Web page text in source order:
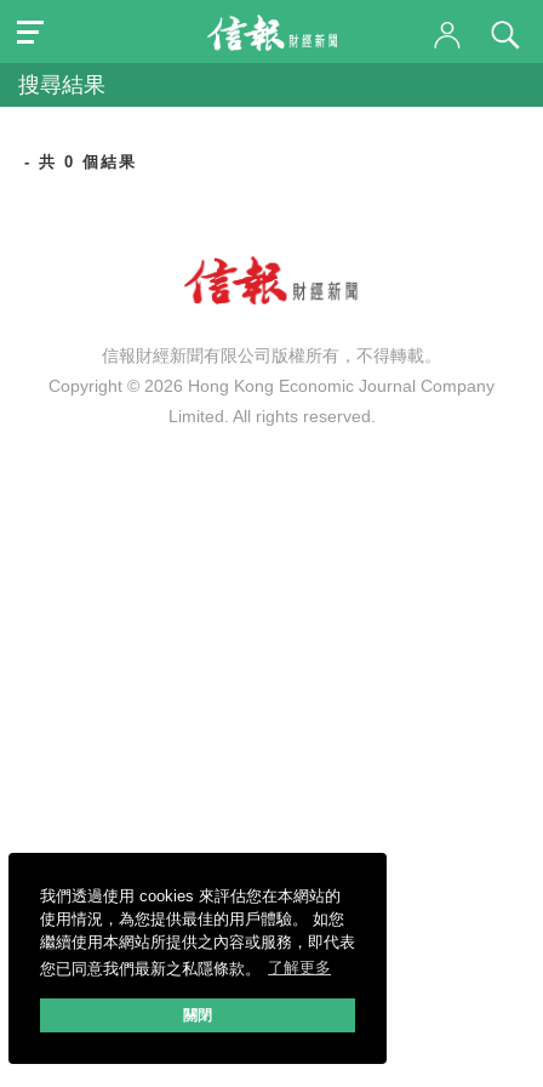
我們透過使用 cookies 來評估您在本網站的
使用情況，為您提供最佳的用戶體驗。 如您
繼續使用本網站所提供之內容或服務，即代表
您已同意我們最新之私隱條款。
了解更多
關閉
搜尋結果
- 共 0 個結果
信報財經新聞有限公司版權所有，不得轉載。
Copyright © 2026 Hong Kong Economic Journal Company
Limited. All rights reserved.